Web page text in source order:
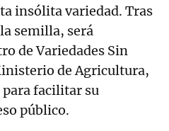
insólita variedad. Tras
semilla, será
de Variedades Sin
de Agricultura,
facilitar su
público.